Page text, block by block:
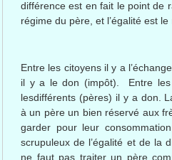
différence est en fait le point de
régime du père , et l’égalité est le
Entre les citoyens ily a l’échange
il y a le don (impôt). Entre
lesdifférents (pères) ily a don.
à un pèreun bien réservé aux
garder pour leur consommation
scrupuleux de l’égalité et de la
ne fautpas traiterun père